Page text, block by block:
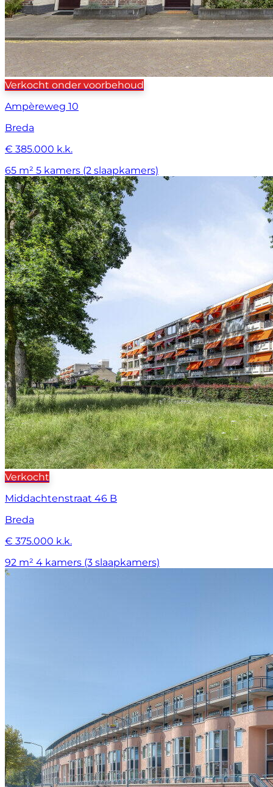
Verkocht onder voorbehoud
Ampèreweg 10
Breda
€ 385.000 k.k.
65 m² 5 kamers (2 slaapkamers)
Verkocht
Middachtenstraat 46 B
Breda
€ 375.000 k.k.
92 m² 4 kamers (3 slaapkamers)